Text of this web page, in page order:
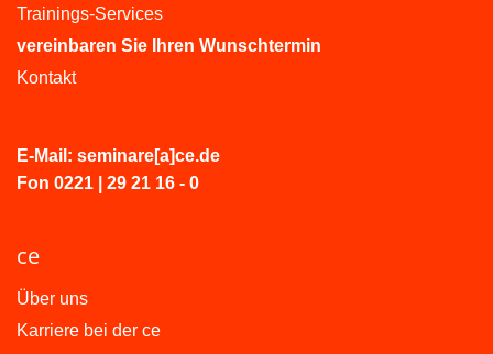
Trainings-Services
vereinbaren Sie Ihren Wunschtermin
Kontakt
E-Mail: seminare[a]ce.de
Fon 0221 | 29 21 16 - 0
ce
Über uns
Karriere bei der ce